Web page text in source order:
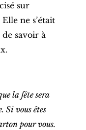
sur
ne s’était
savoir à
la fête sera
Si vous êtes
pour vous.